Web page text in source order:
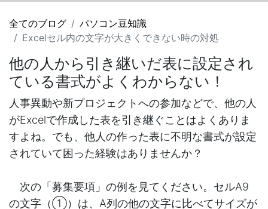
全てのブログ
パソコン豆知識
Excelセル内の文字が大きくできない時の対処
他の人から引き継いだ表に設定され
ている書式がよくわからない！
人事異動や新プロジェクトへの参加などで、他の人
がExcelで作成した表を引き継ぐことはよくありま
すよね。でも、他人の作った表に不明な書式が設定
されていて困った経験はありませんか？
次の「募集要項」の例を見てください。セルA9
の文字（①）は、A列の他の文字に比べてサイズが